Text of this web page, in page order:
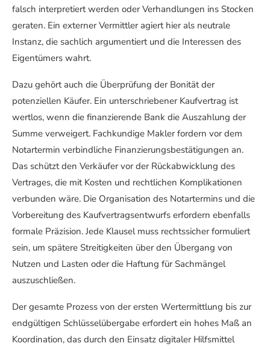
falsch interpretiert werden oder Verhandlungen ins Stocken
geraten. Ein externer Vermittler agiert hier als neutrale
Instanz, die sachlich argumentiert und die Interessen des
Eigentümers wahrt.
Dazu gehört auch die Überprüfung der Bonität der
potenziellen Käufer. Ein unterschriebener Kaufvertrag ist
wertlos, wenn die finanzierende Bank die Auszahlung der
Summe verweigert. Fachkundige Makler fordern vor dem
Notartermin verbindliche Finanzierungsbestätigungen an.
Das schützt den Verkäufer vor der Rückabwicklung des
Vertrages, die mit Kosten und rechtlichen Komplikationen
verbunden wäre. Die Organisation des Notartermins und die
Vorbereitung des Kaufvertragsentwurfs erfordern ebenfalls
formale Präzision. Jede Klausel muss rechtssicher formuliert
sein, um spätere Streitigkeiten über den Übergang von
Nutzen und Lasten oder die Haftung für Sachmängel
auszuschließen.
Der gesamte Prozess von der ersten Wertermittlung bis zur
endgültigen Schlüsselübergabe erfordert ein hohes Maß an
Koordination, das durch den Einsatz digitaler Hilfsmittel